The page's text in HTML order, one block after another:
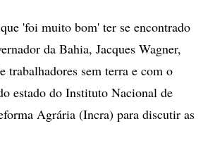
'foi muito bom' ter se encontrado
da Bahia, Jacques Wagner,
trabalhadores sem terra e com o
estado do Instituto Nacional de
Agrária (Incra) para discutir as